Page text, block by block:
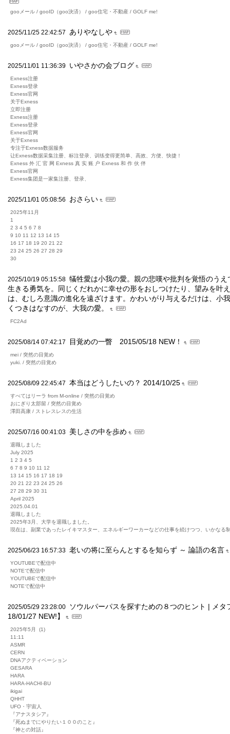
gooメール / gooID（goo決済） / goo住宅・不動産 / GOLF me!
2025/11/25 22:42:57 ありやなしや
gooメール / gooID（goo決済） / goo住宅・不動産 / GOLF me!
2025/11/01 11:36:39 いやさかの会ブログ
Exness注册
Exness登录
Exness官网
关于Exness
立即注册
Exness注册
Exness登录
Exness官网
关于Exness
专注于Exness数据服务
让Exness数据采集注册、标注登录、训练变得更简单、高效、方便、快捷！
Exness 外 汇 官 网 Exness 真 实 账 户 Exness 和 作 伙 伴
Exness官网
Exness集团是一家集注册、登录、
2025/11/01 05:08:56 おさらい
2025年11月
1
2 3 4 5 6 7 8
9 10 11 12 13 14 15
16 17 18 19 20 21 22
23 24 25 26 27 28 29
30
2025/10/19 05:15:58 犠牲愛は小我の愛。親の悲嘆や批判を覚悟のう
生きる勇気を。同じくだれかに幸せの形をおしつけたり、望みを叶
は、むしろ意識の進化を遠ざけます。かわいがり与えるだけは、小
くつきはなすのが、大我の愛。
FC2Ad
2025/08/14 07:42:17 目覚めの一瞥 2015/05/18 NEW！
mei / 突然の目覚め
yuki. / 突然の目覚め
2025/08/09 22:45:47 本当はどうしたいの？ 2014/10/25
すべてはリーラ from M-online / 突然の目覚め
おにぎり太部留 / 突然の目覚め
澤田高康 / ストレスレスの生活
2025/07/16 00:41:03 美しさの中を歩め
退職しました
July 2025
1 2 3 4 5
6 7 8 9 10 11 12
13 14 15 16 17 18 19
20 21 22 23 24 25 26
27 28 29 30 31
April 2025
2025.04.01
退職しました
2025年3月、大学を退職しました。
現在は、副業であったレイキマスター、エネルギーワーカーなどの仕事を続けつつ、いかなる
2025/06/23 16:57:33 老いの将に至らんとするを知らず ～ 論語の名言
YOUTUBEで配信中
NOTEで配信中
YOUTUBEで配信中
NOTEで配信中
2025/05/29 23:28:00
ソウルパーパスを探すための８つのヒント | メタ
18/01/27 NEW!】
2025年5月 (1)
11:11
ASMR
CERN
DNAアクティベーション
GESARA
HARA
HARA-HACHI-BU
ikigai
QHHT
UFO・宇宙人
『アナスタシア』
『死ぬまでにやりたい１００のこと』
『神との対話』